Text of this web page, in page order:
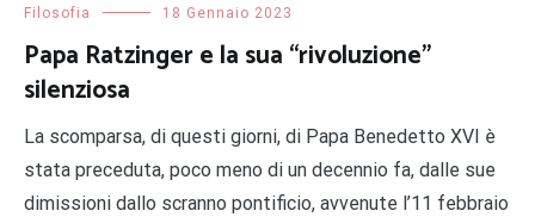
Filosofia 18 Gennaio 2023
Papa Ratzinger e la sua “rivoluzione”
silenziosa
La scomparsa, di questi giorni, di Papa Benedetto XVI è
stata preceduta, poco meno di un decennio fa, dalle sue
dimissioni dallo scranno pontificio, avvenute l’11 febbraio